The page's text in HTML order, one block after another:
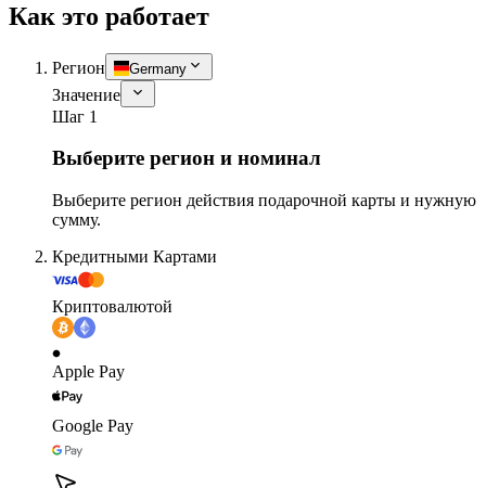
Как это работает
Регион Germany
Значение
Шаг 1
Выберите регион и номинал
Выберите регион действия подарочной карты и нужную
сумму.
Кредитными Картами
Криптовалютой
Apple Pay
Google Pay